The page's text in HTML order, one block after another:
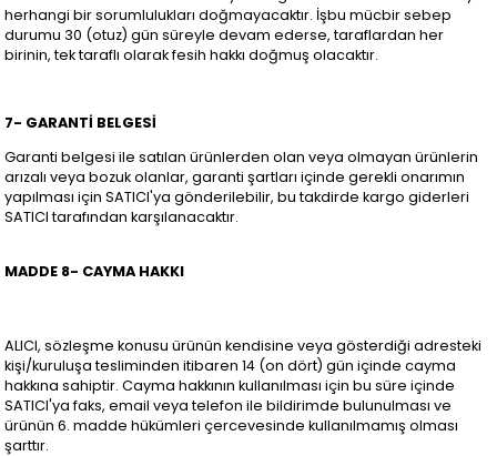
herhangi bir sorumlulukları doğmayacaktır. İşbu mücbir sebep
durumu 30 (otuz) gün süreyle devam ederse, taraflardan her
birinin, tek taraflı olarak fesih hakkı doğmuş olacaktır.
7- GARANTİ BELGESİ
Garanti belgesi ile satılan ürünlerden olan veya olmayan ürünlerin
arızalı veya bozuk olanlar, garanti şartları içinde gerekli onarımın
yapılması için SATICI'ya gönderilebilir, bu takdirde kargo giderleri
SATICI tarafından karşılanacaktır.
MADDE 8- CAYMA HAKKI
ALICI, sözleşme konusu ürünün kendisine veya gösterdiği adresteki
kişi/kuruluşa tesliminden itibaren 14 (on dört) gün içinde cayma
hakkına sahiptir. Cayma hakkının kullanılması için bu süre içinde
SATICI'ya faks, email veya telefon ile bildirimde bulunulması ve
ürünün 6. madde hükümleri çercevesinde kullanılmamış olması
şarttır.